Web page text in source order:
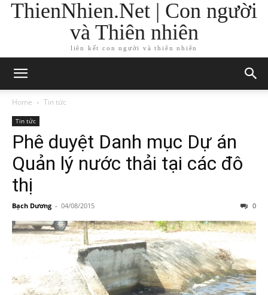
ThienNhien.Net | Con người
và Thiên nhiên
liên kết con người và thiên nhiên
Home Tin tức
Tin tức
Phê duyệt Danh mục Dự án
Quản lý nước thải tại các đô
thị
Bạch Dương - 04/08/2015 0